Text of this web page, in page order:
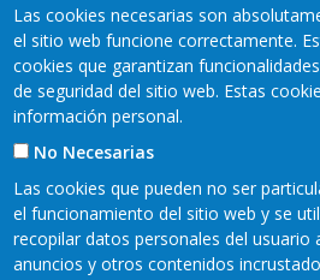
Las cookies necesarias son
el sitio web funcione correctamente.
cookies que garantizan
de seguridad del sitio web. Estas
información personal.
No Necesarias
Las cookies que pueden no ser
el funcionamiento del sitio web y se
recopilar datos personales del usuario
anuncios y otros contenidos